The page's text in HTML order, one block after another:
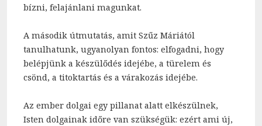
bízni, felajánlani magunkat.
A második útmutatás, amit Szűz Máriától
tanulhatunk, ugyanolyan fontos: elfogadni, hogy
belépjünk a készülődés idejébe, a türelem és
csönd, a titoktartás és a várakozás idejébe.
Az ember dolgai egy pillanat alatt elkészülnek,
Isten dolgainak időre van szükségük: ezért ami új,